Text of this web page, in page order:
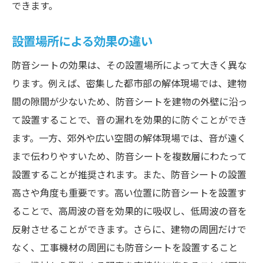
できます。
設置場所による効果の違い
防音シートの効果は、その設置場所によって大きく異な
ります。例えば、密集した都市部の解体現場では、建物
間の隙間が少ないため、防音シートを建物の外壁に沿っ
て設置することで、音の漏れを効果的に防ぐことができ
ます。一方、郊外や広い空間の解体現場では、音が遠く
まで伝わりやすいため、防音シートを複数層にわたって
設置することが推奨されます。また、防音シートの設置
高さや角度も重要です。高い位置に防音シートを設置す
ることで、高周波の音を効果的に吸収し、低周波の音を
反射させることができます。さらに、建物の周囲だけで
なく、工事機材の周囲にも防音シートを設置すること